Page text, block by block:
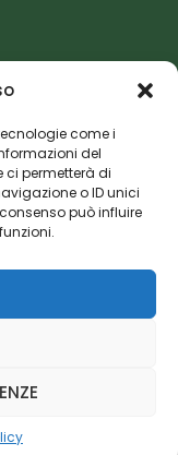
come i
del
ci permetterà di
o ID unici
può influire